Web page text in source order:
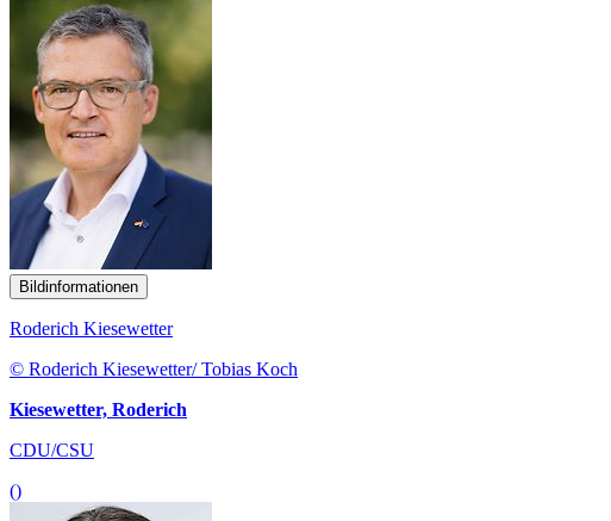
Bildinformationen
Roderich Kiesewetter
© Roderich Kiesewetter/ Tobias Koch
Kiesewetter, Roderich
CDU/CSU
()